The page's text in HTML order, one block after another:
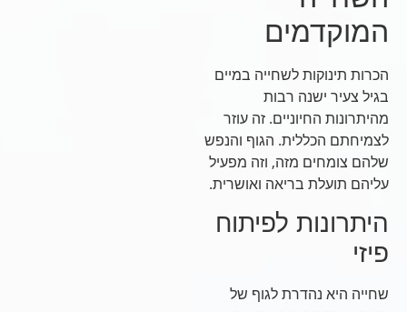
המוקדמים
הכרות תינוקות לשחייה במיים
בגיל צעיר ישנה רבות
מהיתרונות החיוניים. זה עוזר
לצמיחתם הכללית. הגוף והנפש
שלהם צומחים מזה, וזה מפעיל
עליהם תועלת בריאה ואושרית.
היתרונות לפיתוח
פיזי
שחייה היא נהדרת לגוף של